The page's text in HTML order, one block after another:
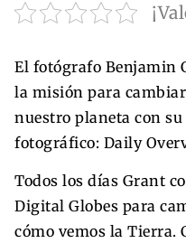
El fotógrafo Benjamin
la misión para
nuestro planeta con
fotográfico: Daily
Todos los días Grant
Digital Globes para
cómo vemos la Tierra.